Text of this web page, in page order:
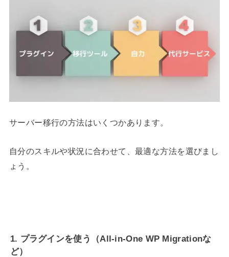
サーバー移行の方法はいくつかあります。
自分のスキルや状況に合わせて、最適な方法を選びまし
ょう。
1. プラグインを使う（All-in-One WP Migrationな
ど）